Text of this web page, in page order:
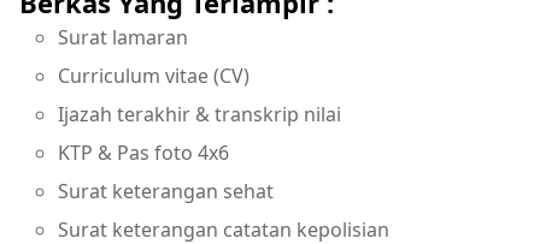
Surat lamaran
Curriculum vitae (CV)
Ijazah terakhir & transkrip nilai
KTP & Pas foto 4x6
Surat keterangan sehat
Surat keterangan catatan kepolisian